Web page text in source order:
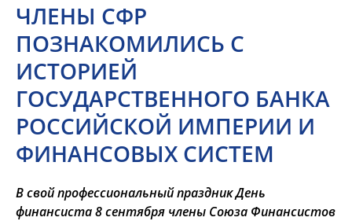
ЧЛЕНЫ СФР
ПОЗНАКОМИЛИСЬ С
ИСТОРИЕЙ
ГОСУДАРСТВЕННОГО БАНКА
РОССИЙСКОЙ ИМПЕРИИ И
ФИНАНСОВЫХ СИСТЕМ
В свой профессиональный праздник День
финансиста 8 сентября члены Союза Финансистов